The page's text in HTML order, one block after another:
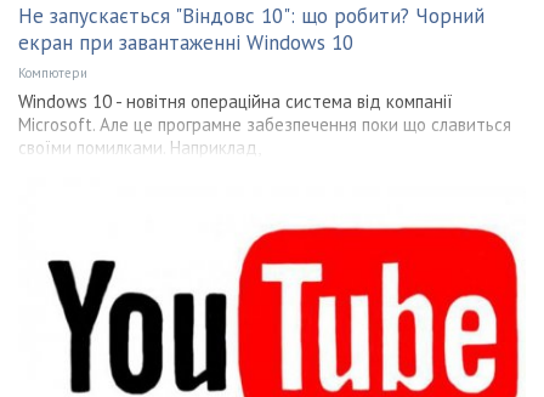
Не запускається "Віндовс 10": що робити? Чорний
екран при завантаженні Windows 10
Компютери
Windows 10 - новітня операційна система від компанії
Microsoft. Але це програмне забезпечення поки що славиться
своїми помилками. Наприклад,